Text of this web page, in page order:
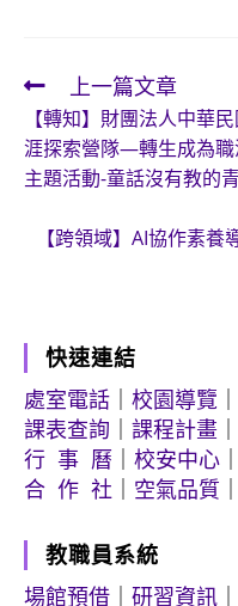
Read
more
articles
上一篇文章
【轉知】財團法人中華
涯探索營隊—轉生成為
主題活動-童話沒有教的
【跨領域】AI協作素
快速連結
處室電話
校園導覽
課表查詢
課程計畫
行 事 曆
校安中心
合 作 社
空氣品質
教職員系統
場館預借
研習資訊